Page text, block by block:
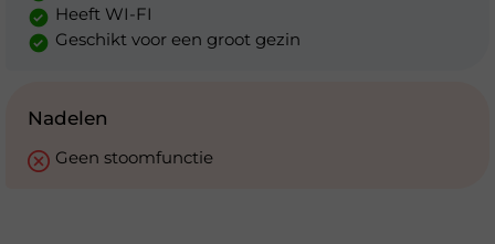
Heeft WI-FI
Geschikt voor een groot gezin
Nadelen
Geen stoomfunctie